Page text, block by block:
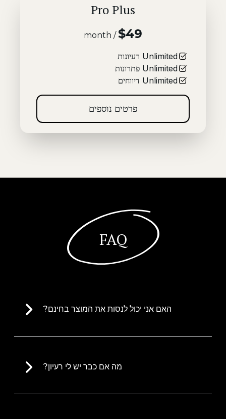
Pro Plus
$49
/ month
Unlimited רעיונות
Unlimited פתרונות
Unlimited דיווחים
פרטים נוספים
FAQ
האם אני יכול לנסות את המוצר בחינם?
מה אם כבר יש לי רעיון?